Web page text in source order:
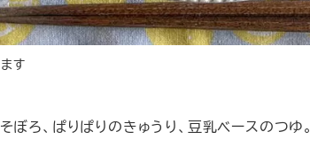
す
ろ、ぱりぱりのきゅうり、豆乳ベースのつゆ。